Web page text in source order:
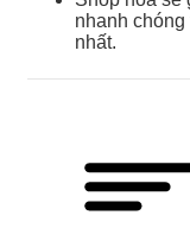
nhanh
nhất.